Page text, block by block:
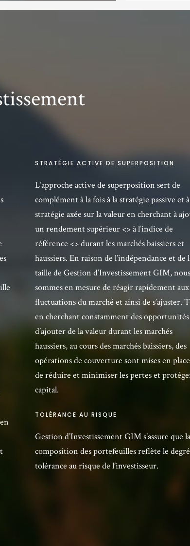
STRATÉGIE ACTIVE DE SUPERPOSITION
L’approche active de superposition sert de
complément à la fois à la stratégie passive et
stratégie axée sur la valeur en cherchant à
un rendement supérieur <> à l’indice de
référence <> durant les marchés baissiers et
haussiers. En raison de l’indépendance et de
taille de Gestion d’Investissement GIM, nous
sommes en mesure de réagir rapidement aux
fluctuations du marché et ainsi de s’ajuster.
en cherchant constamment des opportunités
d’ajouter de la valeur durant les marchés
haussiers, au cours des marchés baissiers, des
opérations de couverture sont mises en
de réduire et minimiser les pertes et
capital.
TOLÉRANCE AU RISQUE
Gestion d’Investissement GIM s’assure que
composition des portefeuilles reflète le
tolérance au risque de l’investisseur.